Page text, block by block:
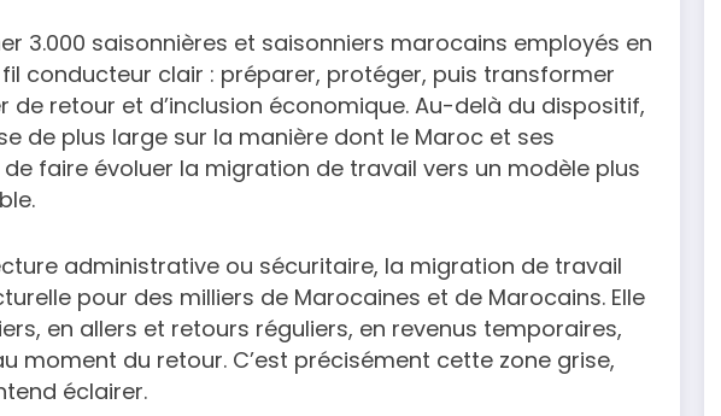
3.000 saisonnières et saisonniers marocains employés en
conducteur clair : préparer, protéger, puis transformer
de retour et d’inclusion économique. Au-delà du dispositif,
de plus large sur la manière dont le Maroc et ses
faire évoluer la migration de travail vers un modèle plus
administrative ou sécuritaire, la migration de travail
pour des milliers de Marocaines et de Marocains. Elle
en allers et retours réguliers, en revenus temporaires,
moment du retour. C’est précisément cette zone grise,
éclairer.